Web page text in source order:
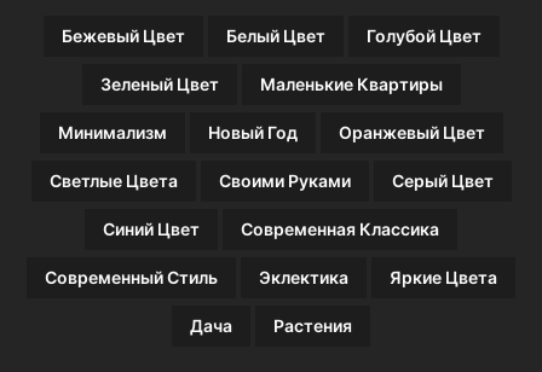
Бежевый Цвет Белый Цвет Голубой Цвет
Зеленый Цвет Маленькие Квартиры
Минимализм Новый Год Оранжевый Цвет
Светлые Цвета Своими Руками Серый Цвет
Синий Цвет Современная Классика
Современный Стиль Эклектика Яркие Цвета
Дача Растения